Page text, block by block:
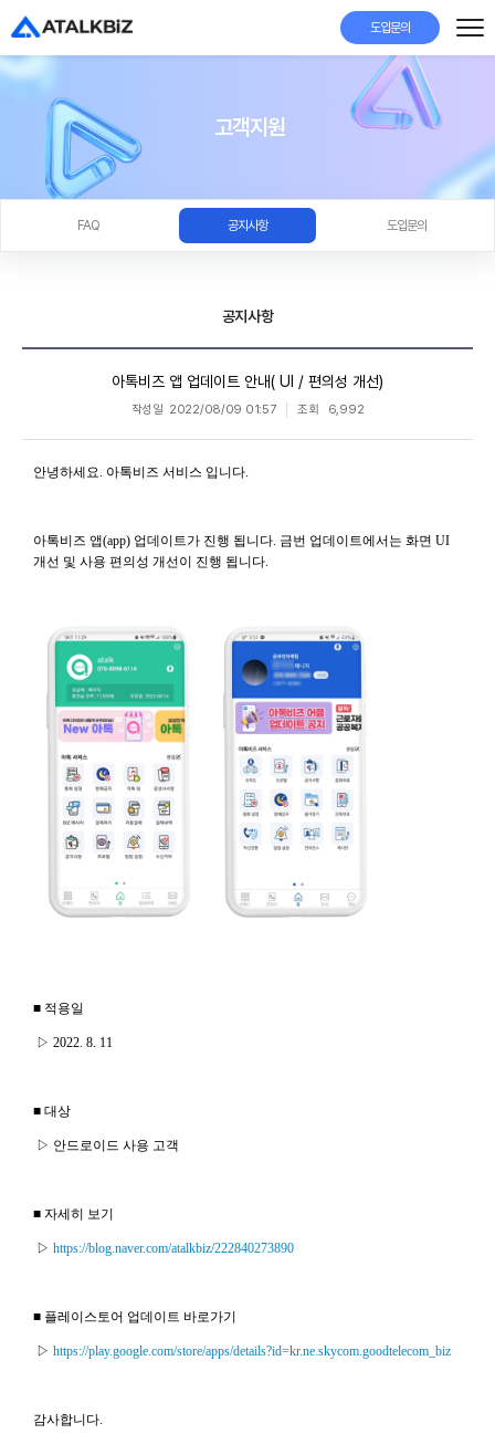
도입문의
고객지원
FAQ 공지사항 도입문의
공지사항
아톡비즈 앱 업데이트 안내( UI / 편의성 개선)
작성일 2022/08/09 01:57 조회 6,992
안녕하세요. 아톡비즈 서비스 입니다.
아톡비즈 앱(app) 업데이트가 진행 됩니다. 금번 업데이트에서는 화면 UI
개선 및 사용 편의성 개선이 진행 됩니다.
■ 적용일
▷ 2022. 8. 11
■ 대상
▷ 안드로이드 사용 고객
■ 자세히 보기
▷ https://blog.naver.com/atalkbiz/222840273890
■ 플레이스토어 업데이트 바로가기
▷ https://play.google.com/store/apps/details?id=kr.ne.skycom.goodtelecom_biz
감사합니다.